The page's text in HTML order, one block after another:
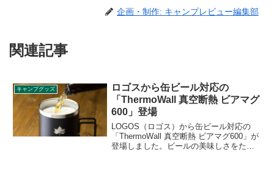
企画・制作: キャンプレビュー編集部
関連記事
キャンプグッズ
ロゴスから缶ビール対応の
「ThermoWall 真空断熱 ビアマグ
600」登場
LOGOS（ロゴス）から缶ビール対応の
「ThermoWall 真空断熱 ビアマグ600」が
登場しました。ビールの美味しさをたっ